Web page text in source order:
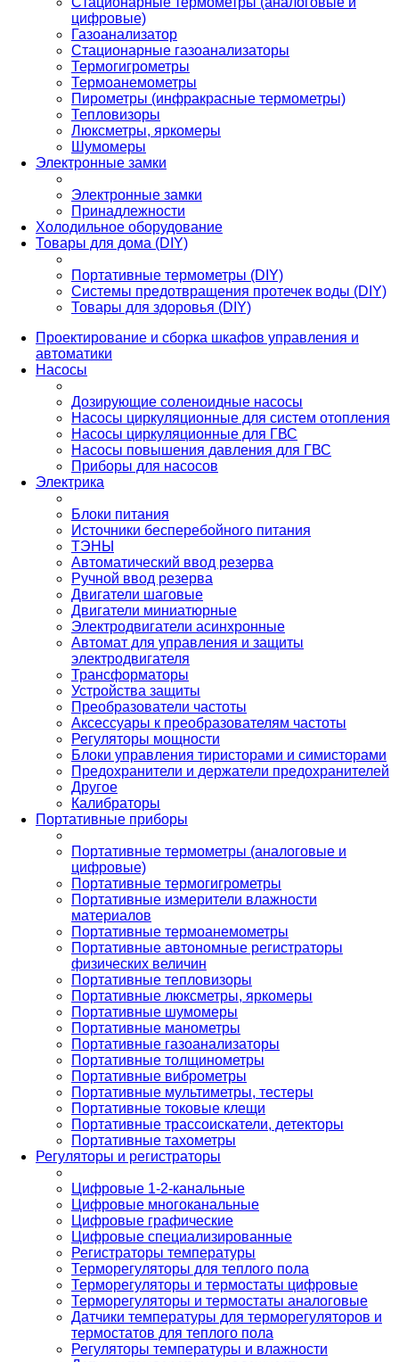
цифровые)
Газоанализатор
Стационарные газоанализаторы
Термогигрометры
Термоанемометры
Пирометры (инфракрасные термометры)
Тепловизоры
Люксметры, яркомеры
Шумомеры
Электронные замки
Электронные замки
Принадлежности
Холодильное оборудование
Товары для дома (DIY)
Портативные термометры (DIY)
Системы предотвращения протечек воды (DIY)
Товары для здоровья (DIY)
Проектирование и сборка шкафов управления и
автоматики
Насосы
Дозирующие соленоидные насосы
Насосы циркуляционные для систем отопления
Насосы циркуляционные для ГВС
Насосы повышения давления для ГВС
Приборы для насосов
Электрика
Блоки питания
Источники бесперебойного питания
ТЭНЫ
Автоматический ввод резерва
Ручной ввод резерва
Двигатели шаговые
Двигатели миниатюрные
Электродвигатели асинхронные
Автомат для управления и защиты
электродвигателя
Трансформаторы
Устройства защиты
Преобразователи частоты
Аксессуары к преобразователям частоты
Регуляторы мощности
Блоки управления тиристорами и симисторами
Предохранители и держатели предохранителей
Другое
Калибраторы
Портативные приборы
Портативные термометры (аналоговые и
цифровые)
Портативные термогигрометры
Портативные измерители влажности
материалов
Портативные термоанемометры
Портативные автономные регистраторы
физических величин
Портативные тепловизоры
Портативные люксметры, яркомеры
Портативные шумомеры
Портативные манометры
Портативные газоанализаторы
Портативные толщинометры
Портативные виброметры
Портативные мультиметры, тестеры
Портативные токовые клещи
Портативные трассоискатели, детекторы
Портативные тахометры
Регуляторы и регистраторы
Цифровые 1-2-канальные
Цифровые многоканальные
Цифровые графические
Цифровые специализированные
Регистраторы температуры
Терморегуляторы для теплого пола
Терморегуляторы и термостаты цифровые
Терморегуляторы и термостаты аналоговые
Датчики температуры для терморегуляторов и
термостатов для теплого пола
Регуляторы температуры и влажности